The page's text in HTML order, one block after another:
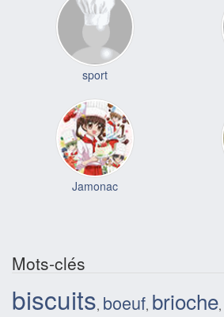
sport
Jamonac
Mots-clés
biscuits, boeuf, brioche,